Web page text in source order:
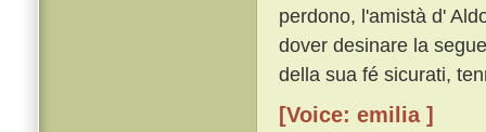
perdono, l'amistà d'
dover desinare la
della sua fé sicurati,
[Voice: emilia ]